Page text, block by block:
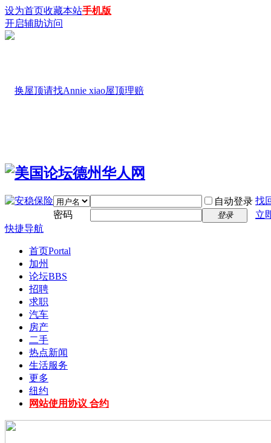
设为首页收藏本站手机版
开启辅助访问
自动登录 找
密码
登录
立
快捷导航
首页Portal
加州
论坛BBS
招聘
求职
汽车
房产
二手
热点新闻
生活服务
更多
纽约
网站使用协议 合约